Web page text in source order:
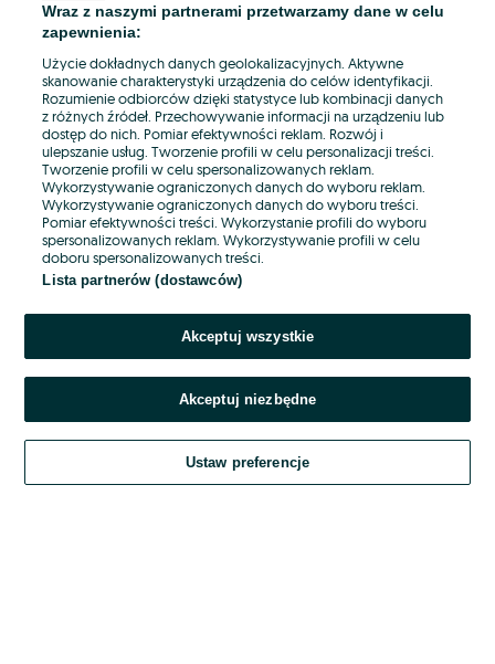
LUB
E-mail
Hasło
Nie pamiętasz hasła?
Zaloguj się
Kontynuując za pośrednictwem jednego z dostawców wskazanych powyżej,
Regulamin serwisu OLX.pl w jego aktualnym brzmieniu.
Wraz z naszymi partnerami przetwarzamy dane w celu
zapewnienia:
Użycie dokładnych danych geolokalizacyjnych. Aktywne
skanowanie charakterystyki urządzenia do celów identyfikacji.
Rozumienie odbiorców dzięki statystyce lub kombinacji danych
z różnych źródeł. Przechowywanie informacji na urządzeniu lub
dostęp do nich. Pomiar efektywności reklam. Rozwój i
ulepszanie usług. Tworzenie profili w celu personalizacji treści.
Tworzenie profili w celu spersonalizowanych reklam.
Wykorzystywanie ograniczonych danych do wyboru reklam.
Wykorzystywanie ograniczonych danych do wyboru treści.
Pomiar efektywności treści. Wykorzystanie profili do wyboru
spersonalizowanych reklam. Wykorzystywanie profili w celu
doboru spersonalizowanych treści.
Lista partnerów (dostawców)
Akceptuj wszystkie
Akceptuj niezbędne
Ustaw preferencje